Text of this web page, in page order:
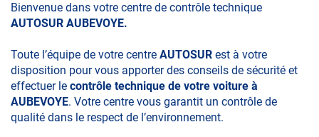
Bienvenue dans votre centre de contrôle technique
AUTOSUR AUBEVOYE.
Toute l’équipe de votre centre AUTOSUR est à votre
disposition pour vous apporter des conseils de sécurité et
effectuer le contrôle technique de votre voiture à
AUBEVOYE. Votre centre vous garantit un contrôle de
qualité dans le respect de l’environnement.